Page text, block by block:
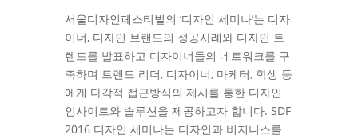
서울디자인페스티벌의 ‘디자인 세미나’는 디자
이너, 디자인 브랜드의 성공사례와 디자인 트
렌드를 발표하고 디자이너들의 네트워크를 구
축하며 트렌드 리더, 디자이너, 마케터, 학생 등
에게 다각적 접근방식의 제시를 통한 디자인
인사이트와 솔루션을 제공하고자 합니다. SDF
2016 디자인 세미나는 디자인과 비지니스를